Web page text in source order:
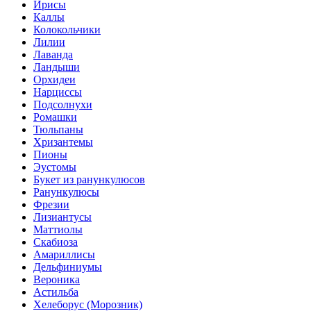
Ирисы
Каллы
Колокольчики
Лилии
Лаванда
Ландыши
Орхидеи
Нарциссы
Подсолнухи
Ромашки
Тюльпаны
Хризантемы
Пионы
Эустомы
Букет из ранункулюсов
Ранункулюсы
Фрезии
Лизиантусы
Маттиолы
Скабиоза
Амариллисы
Дельфиниумы
Вероника
Астильба
Хелеборус (Морозник)